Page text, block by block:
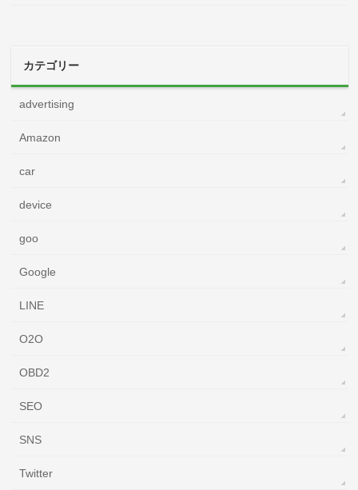
カテゴリー
advertising
Amazon
car
device
goo
Google
LINE
O2O
OBD2
SEO
SNS
Twitter